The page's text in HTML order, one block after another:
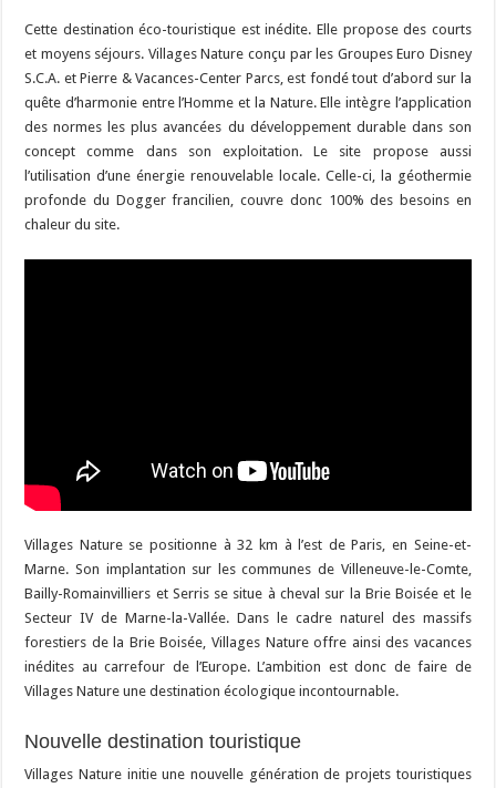
Cette destination éco-touristique est inédite. Elle propose des courts
et moyens séjours. Villages Nature conçu par les Groupes Euro Disney
S.C.A. et Pierre & Vacances-Center Parcs, est fondé tout d’abord sur la
quête d’harmonie entre l’Homme et la Nature. Elle intègre l’application
des normes les plus avancées du développement durable dans son
concept comme dans son exploitation. Le site propose aussi
l’utilisation d’une énergie renouvelable locale. Celle-ci, la géothermie
profonde du Dogger francilien, couvre donc 100% des besoins en
chaleur du site.
Villages Nature se positionne à 32 km à l’est de Paris, en Seine-et-
Marne. Son implantation sur les communes de Villeneuve-le-Comte,
Bailly-Romainvilliers et Serris se situe à cheval sur la Brie Boisée et le
Secteur IV de Marne-la-Vallée. Dans le cadre naturel des massifs
forestiers de la Brie Boisée, Villages Nature offre ainsi des vacances
inédites au carrefour de l’Europe. L’ambition est donc de faire de
Villages Nature une destination écologique incontournable.
Nouvelle destination touristique
Villages Nature initie une nouvelle génération de projets touristiques